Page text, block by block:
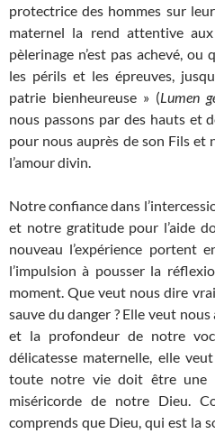
protectrice des hommes sur
maternel la rend attentive
pèlerinage n’est pas achevé,
les périls et les épreuves,
patrie bienheureuse » (Lumen
nous passons par des hauts et
pour nous auprès de son Fils et
l’amour divin.
Notre confiance dans
et notre gratitude pour l’aide
nouveau l’expérience portent
l’impulsion à pousser la
moment. Que veut nous dire
sauve du danger ? Elle veut
et la profondeur de notre
délicatesse maternelle, elle
toute notre vie doit être une
miséricorde de notre Dieu.
comprends que Dieu, qui est la